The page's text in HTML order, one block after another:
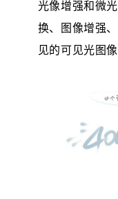
光像增强和微光
换、图像增强
见的可见光图像